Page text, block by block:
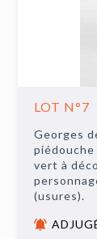
LOT N°7
Georges
vert à
(usures).